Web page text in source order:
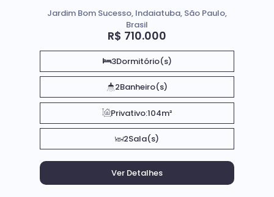
R$ 710.000
Jardim Bom Sucesso, Indaiatuba, São Paulo,
Brasil
3Dormitório(s)
2Banheiro(s)
Privativo:104m²
2Sala(s)